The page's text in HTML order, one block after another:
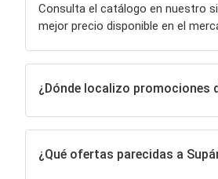
Consulta el catálogo en nuestro
mejor precio disponible en el
¿Dónde localizo promociones
¿Qué ofertas parecidas a